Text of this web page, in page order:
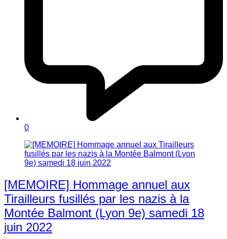
0
[MEMOIRE] Hommage annuel aux
Tirailleurs fusillés par les nazis à la
Montée Balmont (Lyon 9e) samedi 18
juin 2022